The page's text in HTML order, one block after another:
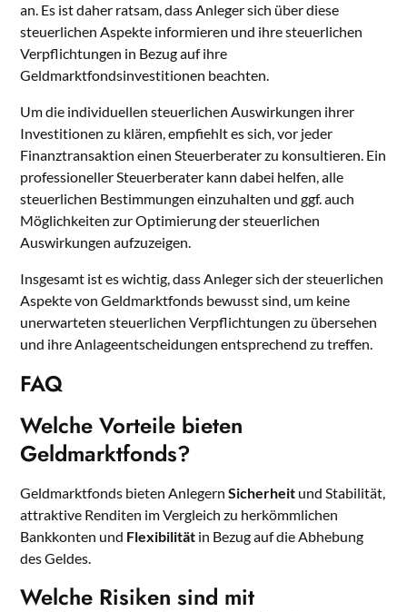
an. Es ist daher ratsam, dass Anleger sich über diese
steuerlichen Aspekte informieren und ihre steuerlichen
Verpflichtungen in Bezug auf ihre
Geldmarktfondsinvestitionen beachten.
Um die individuellen steuerlichen Auswirkungen ihrer
Investitionen zu klären, empfiehlt es sich, vor jeder
Finanztransaktion einen Steuerberater zu konsultieren. Ein
professioneller Steuerberater kann dabei helfen, alle
steuerlichen Bestimmungen einzuhalten und ggf. auch
Möglichkeiten zur Optimierung der steuerlichen
Auswirkungen aufzuzeigen.
Insgesamt ist es wichtig, dass Anleger sich der steuerlichen
Aspekte von Geldmarktfonds bewusst sind, um keine
unerwarteten steuerlichen Verpflichtungen zu übersehen
und ihre Anlageentscheidungen entsprechend zu treffen.
FAQ
Welche Vorteile bieten
Geldmarktfonds?
Geldmarktfonds bieten AnlegernSicherheit und Stabilität,
attraktive Renditen im Vergleich zu herkömmlichen
Bankkonten und Flexibilität in Bezug auf die Abhebung
des Geldes.
Welche Risiken sind mit